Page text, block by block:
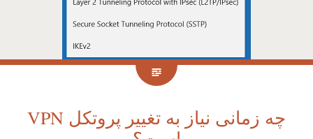
چه زمانی نیاز به تغییر پروتکل VPN